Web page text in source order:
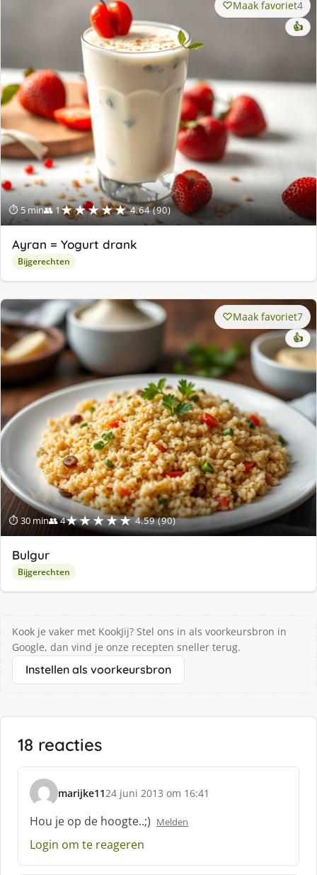
⏱ 5 min👥 1★★★★★ 4.64 (90)
Maak favoriet4
👍
Ayran = Yogurt drank
Bijgerechten
⏱ 30 min👥 4★★★★★ 4.59 (90)
Maak favoriet7
👍
Bulgur
Bijgerechten
Kook je vaker met KookJij? Stel ons in als voorkeursbron in
Google, dan vind je onze recepten sneller terug.
Instellen als voorkeursbron
18 reacties
marijke11
s
c
h
r
24 juni 2013 om 16:41
Hou je op de hoogte..;) Melden
Login om te reageren